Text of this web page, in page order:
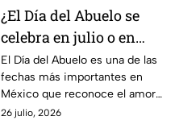
¿El Día del Abuelo se
celebra en julio o en
agosto? La fecha en la
que se celebra en
México y por qué hay
dos fechas
El Día del Abuelo es una de las
fechas más importantes en
México que reconoce el amor,
respeto y el valor de los
26 julio, 2026